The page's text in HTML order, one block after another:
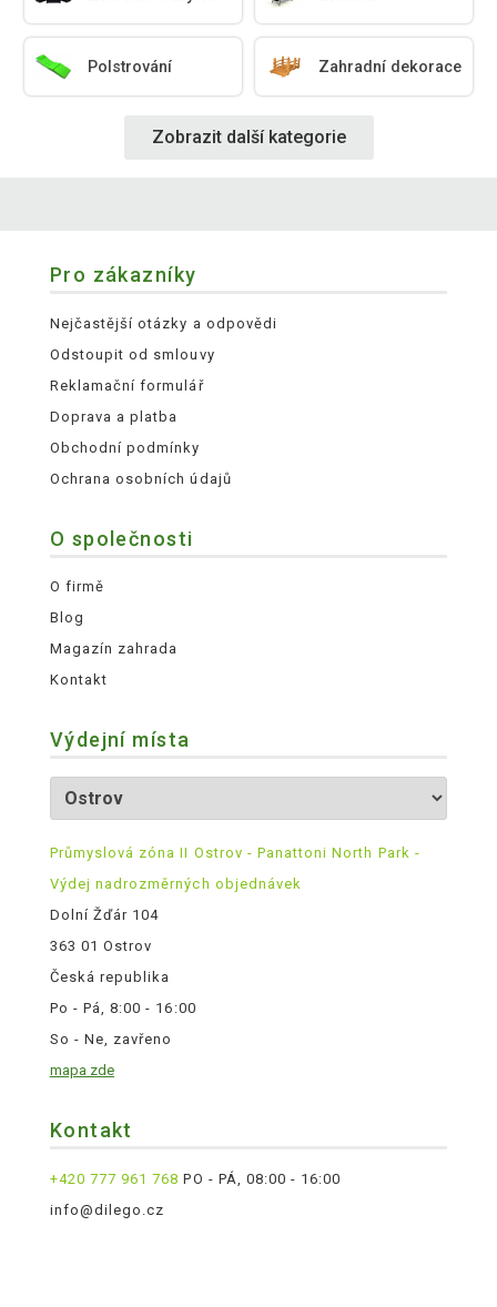
Polstrování Zahradní dekorace
Zobrazit další kategorie
Pro zákazníky
Nejčastější otázky a odpovědi
Odstoupit od smlouvy
Reklamační formulář
Doprava a platba
Obchodní podmínky
Ochrana osobních údajů
O společnosti
O firmě
Blog
Magazín zahrada
Kontakt
Výdejní místa
Průmyslová zóna II Ostrov - Panattoni North Park -
Výdej nadrozměrných objednávek
Dolní Žďár 104
363 01 Ostrov
Česká republika
Po - Pá, 8:00 - 16:00
So - Ne, zavřeno
mapa zde
Kontakt
+420 777 961 768 PO - PÁ, 08:00 - 16:00
info@dilego.cz